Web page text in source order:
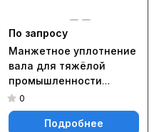
По запросу
Манжетное уплотнение
вала для тяжёлой
промышленности
540X590X22 HSS5 H
0
Подробнее